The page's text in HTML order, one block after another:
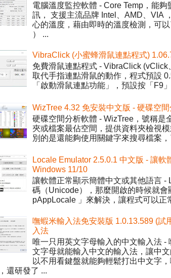
電腦溫度監控軟體 - Core Temp，能
訊， 支援主流品牌 Intel、AMD、VIA
心的溫度，藉由即時的溫度檢測，可
） ...
VibraClick (小蜜蜂滑鼠連點程式)
免費滑鼠連點程式 - VibraClick
取代手指連點滑鼠的動作，程式預設
「啟動滑鼠連點功能」，預設按「F9
WizTree 4.32 免安裝中文版 - 硬碟空
硬碟空間分析軟體 - WizTree，號稱
夾或檔案最佔空間，提供資料夾檢視
別的是還能夠使用關鍵字來搜尋檔案
Locale Emulator 2.5.0.1 中文版 - 讓
Windows 11/10
讓軟體正常顯示簡體中文或其他語言 -
碼（Unicode），那麼開啟的時候就會
pAppLocale 」來解決，讓程式可以正
嘸蝦米輸入法免安裝版 1.0.13.589 (試
入法
唯一只用英文字母輸入的中文輸入法
文字母就能輸入中文的輸入法，讓中
以不用看鍵盤就能夠輕鬆打出中文字
還研發了 ...